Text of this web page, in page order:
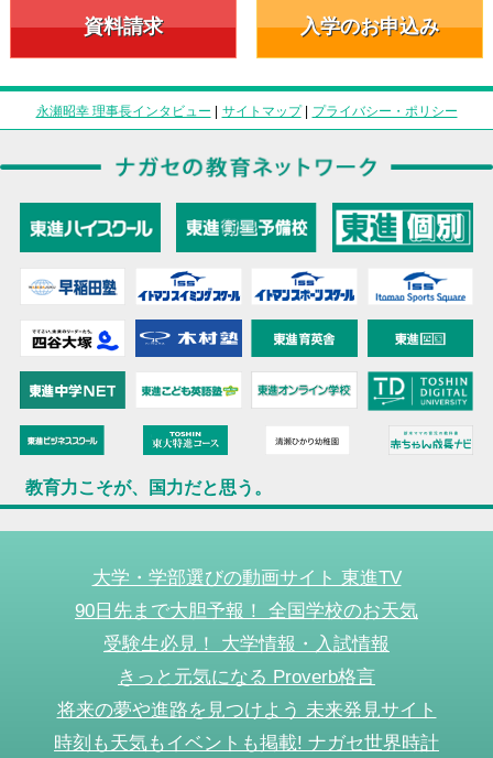
資料請求 入学のお申込み
永瀬昭幸 理事長インタビュー | サイトマップ| プライバシー・ポリシー
教育力こそが、国力だと思う。
大学・学部選びの動画サイト 東進TV
90日先まで大胆予報！ 全国学校のお天気
受験生必見！ 大学情報・入試情報
きっと元気になる Proverb格言
将来の夢や進路を見つけよう 未来発見サイト
時刻も天気もイベントも掲載! ナガセ世界時計